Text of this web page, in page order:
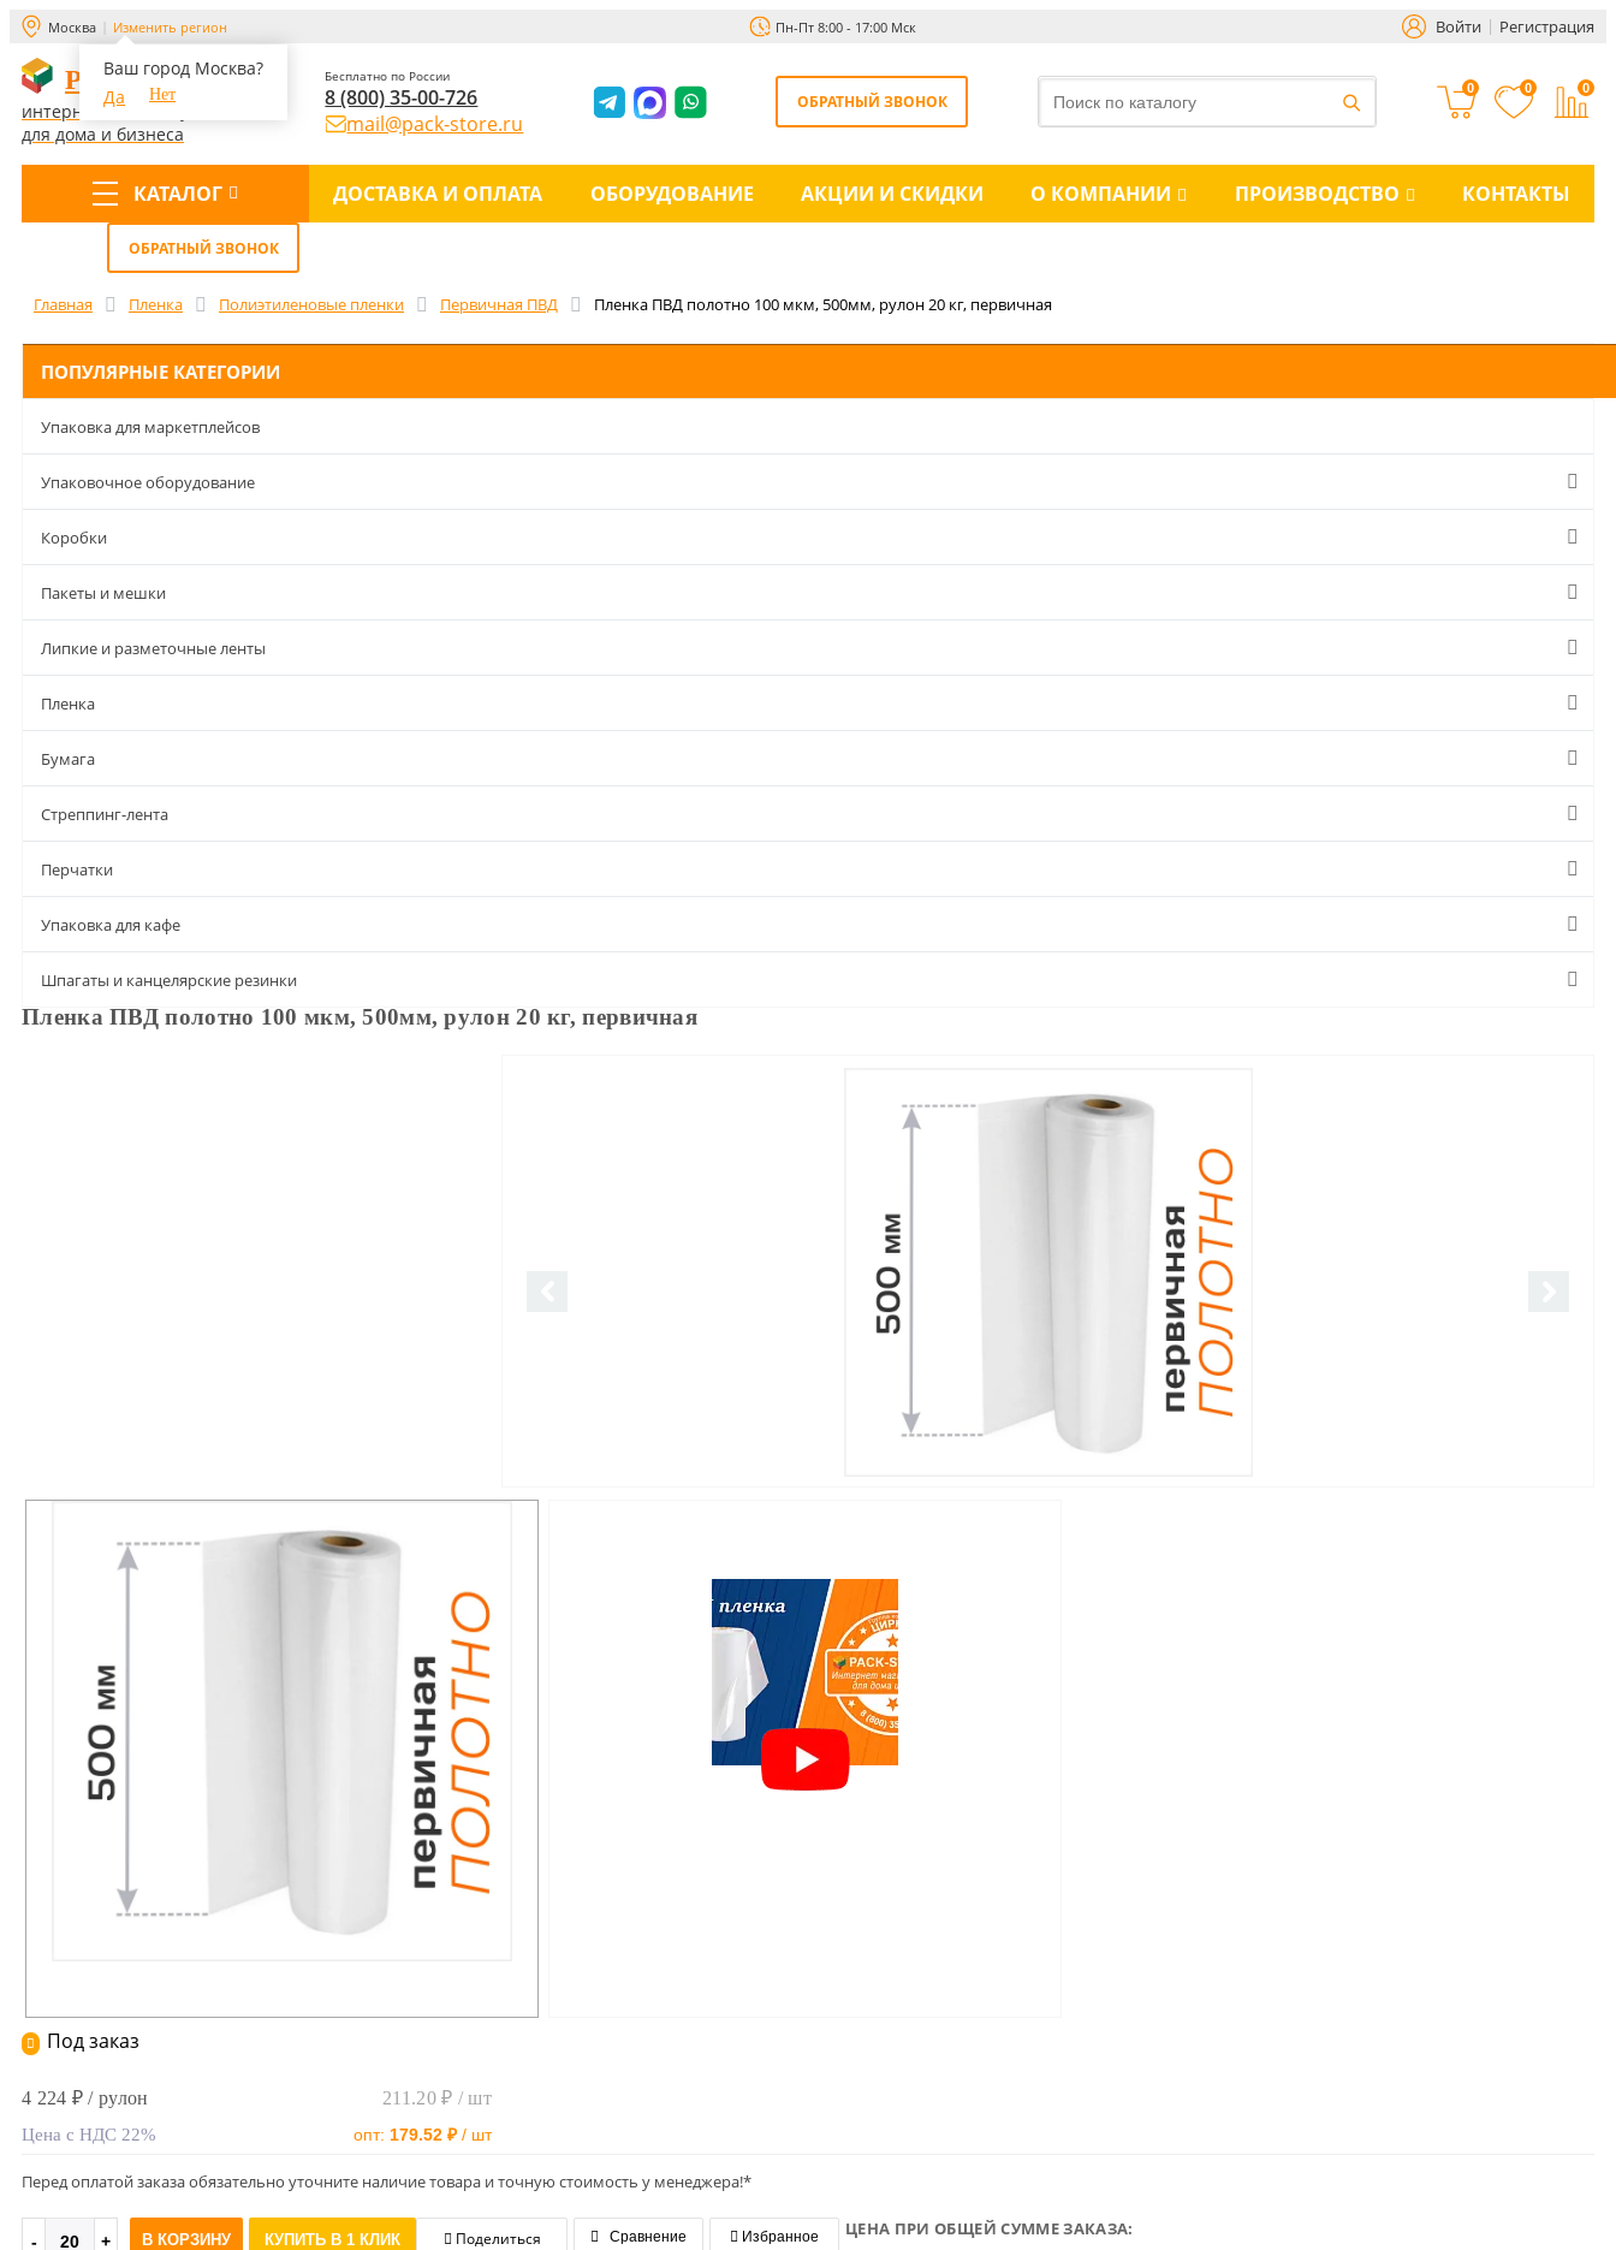
Москва Изменить регион
Ваш город Москва?
Да
Нет
Пн-Пт 8:00 - 17:00 Мск Войти Регистрация
PACK-STORE
интернет-магазин упаковки
для дома и бизнеса
Бесплатно по России
8 (800) 35-00-726
mail@pack-store.ru
ОБРАТНЫЙ ЗВОНОК
0 0 0
КАТАЛОГ ДОСТАВКА И ОПЛАТА ОБОРУДОВАНИЕ АКЦИИ И СКИДКИ О КОМПАНИИ ПРОИЗВОДСТВО КОНТАКТЫ
ОБРАТНЫЙ ЗВОНОК
Главная Пленка Полиэтиленовые пленки Первичная ПВД Пленка ПВД полотно 100 мкм, 500мм, рулон 20 кг, первичная
ПОПУЛЯРНЫЕ КАТЕГОРИИ
Упаковка для маркетплейсов
Упаковочное оборудование
Коробки
Пакеты и мешки
Липкие и разметочные ленты
Пленка
Бумага
Стреппинг-лента
Перчатки
Упаковка для кафе
Шпагаты и канцелярские резинки
Пленка ПВД полотно 100 мкм, 500мм, рулон 20 кг, первичная
Под заказ
4 224 ₽ / рулон 211.20 ₽ / шт
Цена с НДС 22% опт: 179.52 ₽/ шт
Перед оплатой заказа обязательно уточните наличие товара и точную стоимость у менеджера!*
В КОРЗИНУ КУПИТЬ В 1 КЛИК Поделиться Сравнение Избранное ЦЕНА ПРИ ОБЩЕЙ СУММЕ ЗАКАЗА: